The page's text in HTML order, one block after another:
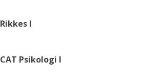
Rikkes I
CAT Psikologi I